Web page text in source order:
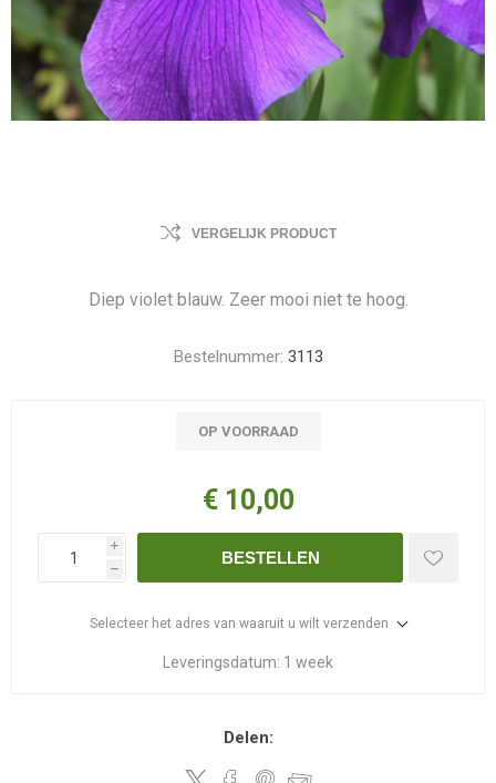
VERGELIJK PRODUCT
Diep violet blauw. Zeer mooi niet te hoog.
Bestelnummer: 3113
OP VOORRAAD
€ 10,00
i
h
BESTELLEN
Selecteer het adres van waaruit u wilt verzenden
Leveringsdatum: 1 week
Delen: